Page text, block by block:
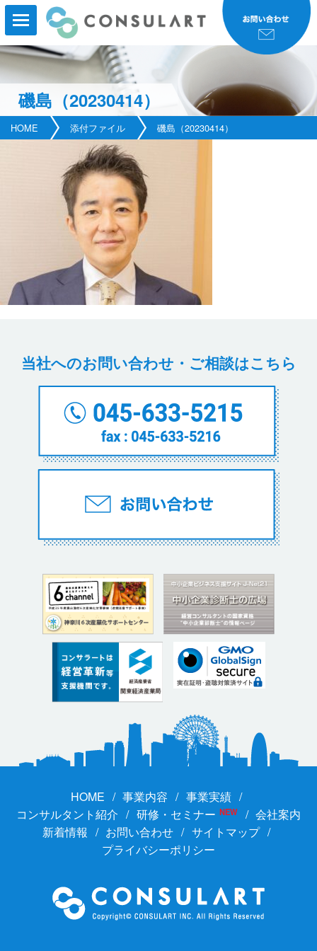
磯島（20230414）
HOME 添付ファイル 磯島（20230414）
当社へのお問い合わせ・ご相談はこちら
HOME 事業内容
事業実績
コンサルタント紹介
研修・セミナー NEW
会社案内
新着情報
お問い合わせ
サイトマップ
プライバシーポリシー
HOME
コンサルタント紹介
研修・セミナー
会社案内
新着情報
サイトマップ
プライバシーポリシー